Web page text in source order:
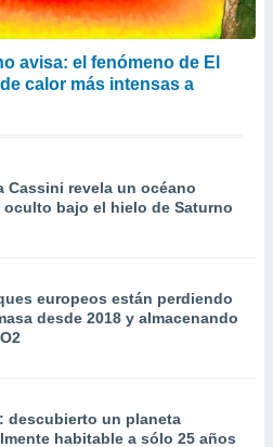
avisa: el fenómeno de El
calor más intensas a
Cassini revela un océano
oculto bajo el hielo de Saturno
europeos están perdiendo
desde 2018 y almacenando
descubierto un planeta
habitable a sólo 25 años